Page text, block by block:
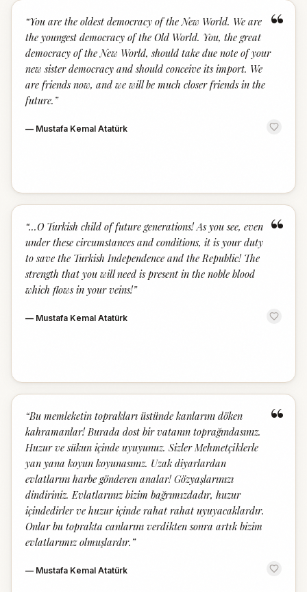
“
“You are the oldest democracy of the New World. We are
the youngest democracy of the Old World. You, the great
democracy of the New World, should take due note of your
new sister democracy and should conceive its import. We
are friends now, and we will be much closer friends in the
future. ”
— Mustafa Kemal Atatürk
“
“...O Turkish child of future generations! As you see, even
under these circumstances and conditions, it is your duty
to save the Turkish Independence and the Republic! The
strength that you will need is present in the noble blood
which flows in your veins!”
— Mustafa Kemal Atatürk
“
“Bu memleketin toprakları üstünde kanlarını döken
kahramanlar! Burada dost bir vatanın toprağındasınız.
Huzur ve sükun içinde uyuyunuz. Sizler Mehmetçiklerle
yan yana koyun koyunasınız. Uzak diyarlardan
evlatlarını harbe gönderen analar! Gözyaşlarınızı
dindiriniz. Evlatlarınız bizim bağrımızdadır, huzur
içindedirler ve huzur içinde rahat rahat uyuyacaklardır.
Onlar bu toprakta canlarını verdikten sonra artık bizim
evlatlarımız olmuşlardır. ”
— Mustafa Kemal Atatürk